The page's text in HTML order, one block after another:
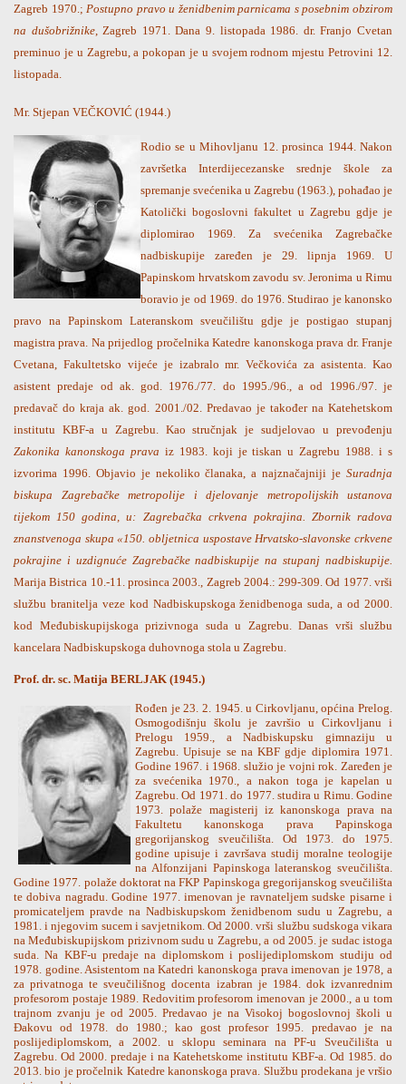
Zagreb 1970.; Postupno pravo u ženidbenim parnicama s posebnim obzirom
na dušobrižnike, Zagreb 1971. Dana 9. listopada 1986. dr. Franjo Cvetan
preminuo je u Zagrebu, a pokopan je u svojem rodnom mjestu Petrovini 12.
listopada.
Mr. Stjepan VEČKOVIĆ (1944.)
Rodio se u Mihovljanu 12. prosinca 1944. Nakon
završetka Interdijecezanske srednje škole za
spremanje svećenika u Zagrebu (1963.), pohađao je
Katolički bogoslovni fakultet u Zagrebu gdje je
diplomirao 1969. Za svećenika Zagrebačke
nadbiskupije zaređen je 29. lipnja 1969. U
Papinskom hrvatskom zavodu sv. Jeronima u Rimu
boravio je od 1969. do 1976. Studirao je kanonsko
pravo na Papinskom Lateranskom sveučilištu gdje je postigao stupanj
magistra prava. Na prijedlog pročelnika Katedre kanonskoga prava dr. Franje
Cvetana, Fakultetsko vijeće je izabralo mr. Večkovića za asistenta. Kao
asistent predaje od ak. god. 1976./77. do 1995./96., a od 1996./97. je
predavač do kraja ak. god. 2001./02. Predavao je također na Katehetskom
institutu KBF-a u Zagrebu. Kao stručnjak je sudjelovao u prevođenju
Zakonika kanonskoga prava iz 1983. koji je tiskan u Zagrebu 1988. i s
izvorima 1996. Objavio je nekoliko članaka, a najznačajniji je Suradnja
biskupa Zagrebačke metropolije i djelovanje metropolijskih ustanova
tijekom 150 godina, u: Zagrebačka crkvena pokrajina. Zbornik radova
znanstvenoga skupa «150. obljetnica uspostave Hrvatsko-slavonske crkvene
pokrajine i uzdignuće Zagrebačke nadbiskupije na stupanj nadbiskupije.
Marija Bistrica 10.-11. prosinca 2003., Zagreb 2004.: 299-309. Od 1977. vrši
službu branitelja veze kod Nadbiskupskoga ženidbenoga suda, a od 2000.
kod Međubiskupijskoga prizivnoga suda u Zagrebu. Danas vrši službu
kancelara Nadbiskupskoga duhovnoga stola u Zagrebu.
Prof. dr. sc. Matija BERLJAK (1945.)
Rođen je 23. 2. 1945. u Cirkovljanu, općina Prelog.
Osmogodišnju školu je završio u Cirkovljanu i
Prelogu 1959., a Nadbiskupsku gimnaziju u
Zagrebu. Upisuje se na KBF gdje diplomira 1971.
Godine 1967. i 1968. služio je vojni rok. Zaređen je
za svećenika 1970., a nakon toga je kapelan u
Zagrebu. Od 1971. do 1977. studira u Rimu. Godine
1973. polaže magisterij iz kanonskoga prava na
Fakultetu kanonskoga prava Papinskoga
gregorijanskog sveučilišta. Od 1973. do 1975.
godine upisuje i završava studij moralne teologije
na Alfonzijani Papinskoga lateranskog sveučilišta.
Godine 1977. polaže doktorat na FKP Papinskoga gregorijanskog sveučilišta
te dobiva nagradu. Godine 1977. imenovan je ravnateljem sudske pisarne i
promicateljem pravde na Nadbiskupskom ženidbenom sudu u Zagrebu, a
1981. i njegovim sucem i savjetnikom. Od 2000. vrši službu sudskoga vikara
na Međubiskupijskom prizivnom sudu u Zagrebu, a od 2005. je sudac istoga
suda. Na KBF-u predaje na diplomskom i poslijediplomskom studiju od
1978. godine. Asistentom na Katedri kanonskoga prava imenovan je 1978, a
za privatnoga te sveučilišnog docenta izabran je 1984. dok izvanrednim
profesorom postaje 1989. Redovitim profesorom imenovan je 2000., a u tom
trajnom zvanju je od 2005. Predavao je na Visokoj bogoslovnoj školi u
Đakovu od 1978. do 1980.; kao gost profesor 1995. predavao je na
poslijediplomskom, a 2002. u sklopu seminara na PF-u Sveučilišta u
Zagrebu. Od 2000. predaje i na Katehetskome institutu KBF-a. Od 1985. do
2013. bio je pročelnik Katedre kanonskoga prava. Službu prodekana je vršio